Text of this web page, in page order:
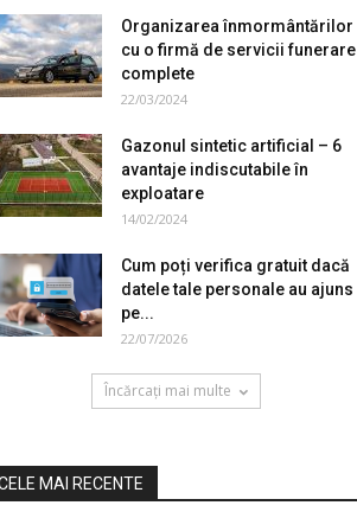
Organizarea înmormântărilor
cu o firmă de servicii funerare
complete
22/03/2024
Gazonul sintetic artificial – 6
avantaje indiscutabile în
exploatare
14/02/2024
Cum poți verifica gratuit dacă
datele tale personale au ajuns
pe...
22/07/2026
Încărcați mai multe
MAI RECENTE